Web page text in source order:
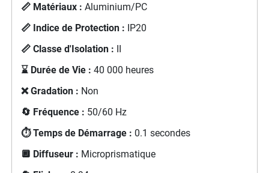
📏 Matériaux : Aluminium/PC
📏 Indice de Protection : IP20
📏 Classe d'Isolation : II
⌛ Durée de Vie : 40 000 heures
❌ Gradation : Non
🔄 Fréquence : 50/60 Hz
⏱️ Temps de Démarrage : 0.1 secondes
🔲 Diffuseur : Microprismatique